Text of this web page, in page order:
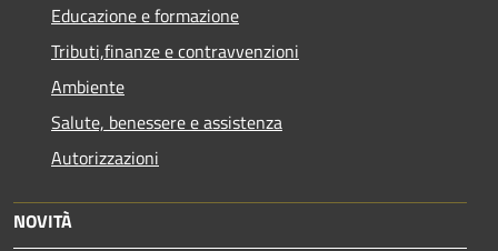
Educazione e formazione
Tributi,finanze e contravvenzioni
Ambiente
Salute, benessere e assistenza
Autorizzazioni
NOVITÀ